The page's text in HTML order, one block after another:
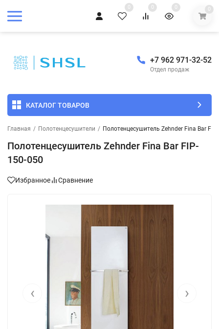
0 0 0 0
+7 962 971-32-52
Отдел продаж
КАТАЛОГ ТОВАРОВ
Главная / Полотенцесушители / Полотенцесушитель Zehnder Fina Bar
Полотенцесушитель Zehnder Fina Bar FIP-
150-050
Избранное Сравнение
‹ ›